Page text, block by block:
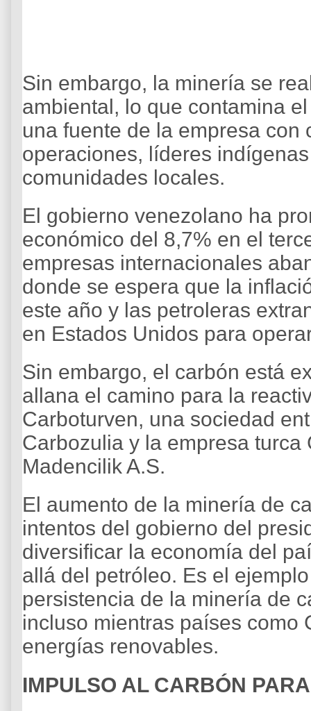
Sin embargo, la minería se
ambiental, lo que contamina
una fuente de la empresa con
operaciones, líderes
comunidades locales.
El gobierno venezolano ha
económico del 8,7% en el
empresas internacionales
donde se espera que la
este año y las petroleras
en Estados Unidos para
Sin embargo, el carbón está
allana el camino para la
Carboturven, una sociedad
Carbozulia y la empresa turca
Madencilik A.S.
El aumento de la minería de
intentos del gobierno del
diversificar la economía del
allá del petróleo. Es el
persistencia de la minería de
incluso mientras países como
energías renovables.
IMPULSO AL CARBÓN